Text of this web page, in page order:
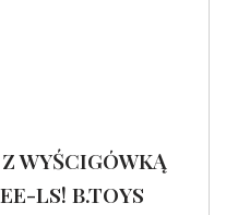
WYŚCIGÓWKĄ
LS! B.TOYS